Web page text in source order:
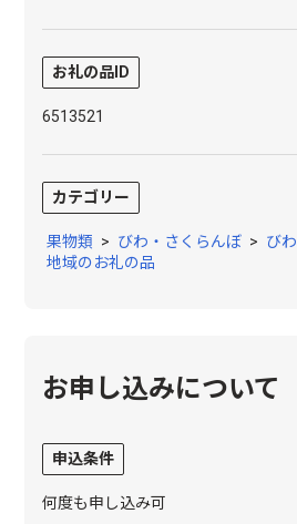
お礼の品ID
6513521
カテゴリー
果物類 > びわ・さくらんぼ > びわ
地域のお礼の品
お申し込みについて
申込条件
何度も申し込み可